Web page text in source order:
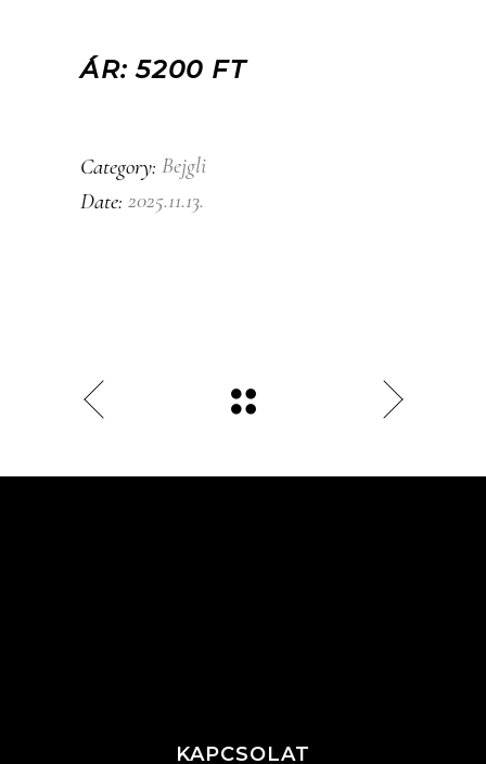
ÁR: 5200 FT
Category: Bejgli
Date: 2025.11.13.
KAPCSOLAT